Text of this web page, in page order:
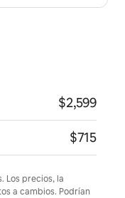
$2,599
$715
Los precios, la
a cambios. Podrían